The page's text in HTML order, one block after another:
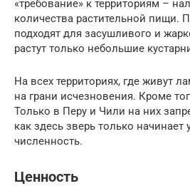
«требование» к территориям –
количества растительной пищи.
подходят для засушливого и
растут только небольшие
На всех территориях, где живут
на грани исчезновения. Кроме
Только в Перу и Чили на них
как здесь зверь только
численность.
Ценность